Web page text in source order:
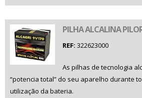
PILHA ALCALINA
REF: 322623000
As pilhas de tecnologia
“potencia total” do seu aparelho durante
utilização da bateria.